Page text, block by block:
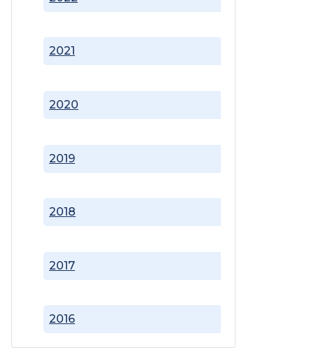
2016
2017
2018
2019
2020
2021